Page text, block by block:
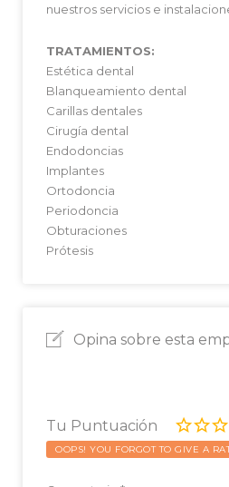
nuestros servicios e
TRATAMIENTOS:
Estética dental
Blanqueamiento dental
Carillas dentales
Cirugía dental
Endodoncias
Implantes
Ortodoncia
Periodoncia
Obturaciones
Prótesis
Opina sobre esta
Tu Puntuación
OOPS! YOU FORGOT TO GIVE A